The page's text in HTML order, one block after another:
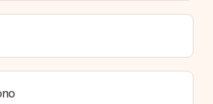
insieme all’ordine?
viene spedita con il regalo. La
all' e-mail di conferma oppure
account MySurprise. In questo